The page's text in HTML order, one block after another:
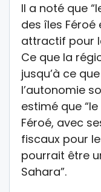
Il a noté que
des îles
attractif pour
Ce que la
jusqu’à ce
l’autonomie
estimé que
Féroé, avec
fiscaux pour
pourrait être
Sahara”.